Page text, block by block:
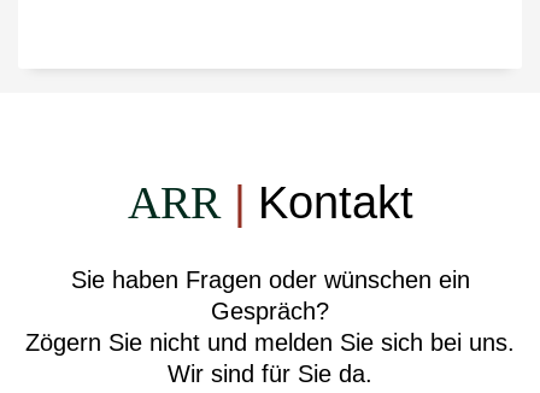
ARR | Kontakt
Sie haben Fragen oder wünschen ein
Gespräch?
Zögern Sie nicht und melden Sie sich bei uns.
Wir sind für Sie da.